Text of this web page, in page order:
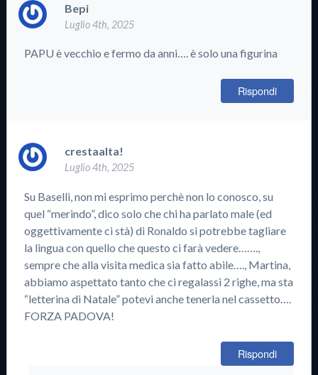
Bepi
Luglio 4th, 2025
PAPU è vecchio e fermo da anni…. è solo una figurina
Rispondi
crestaalta!
Luglio 4th, 2025
Su Baselli, non mi esprimo perchè non lo conosco, su
quel “merindo”, dico solo che chi ha parlato male (ed
oggettivamente ci stà) di Ronaldo si potrebbe tagliare
la lingua con quello che questo ci farà vedere…….,
sempre che alla visita medica sia fatto abile…., Martina,
abbiamo aspettato tanto che ci regalassi 2 righe, ma sta
“letterina di Natale” potevi anche tenerla nel cassetto….
FORZA PADOVA!
Rispondi